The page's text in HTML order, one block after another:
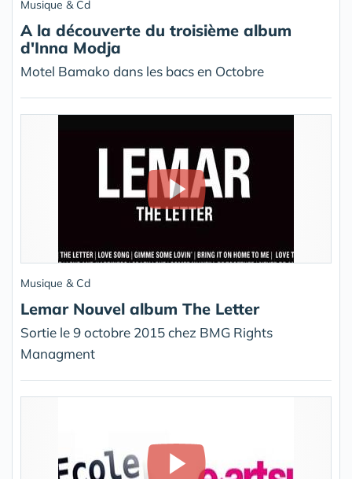
Musique & Cd
A la découverte du troisième album
d'Inna Modja
Motel Bamako dans les bacs en Octobre
Musique & Cd
Lemar Nouvel album The Letter
Sortie le 9 octobre 2015 chez BMG Rights
Managment